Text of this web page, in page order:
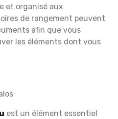
et organisé aux
de rangement peuvent
afin que vous
les éléments dont vous
est un élément essentiel